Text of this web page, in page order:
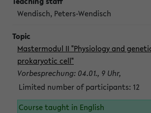
Wendisch, Peters-Wendisch
Mastermodul II "Physiology and
prokaryotic cell"
Vorbesprechung: 04.01., 9 Uhr,
Limited number of participants: 12
Course taught in English